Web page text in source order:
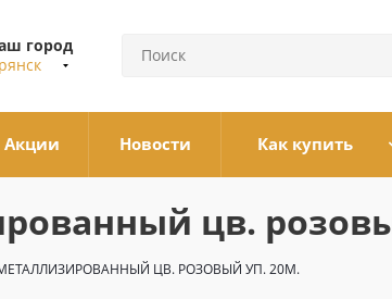
город
Акции Новости Как купить
цв.
ЦВ. РОЗОВЫЙ УП. 20М.